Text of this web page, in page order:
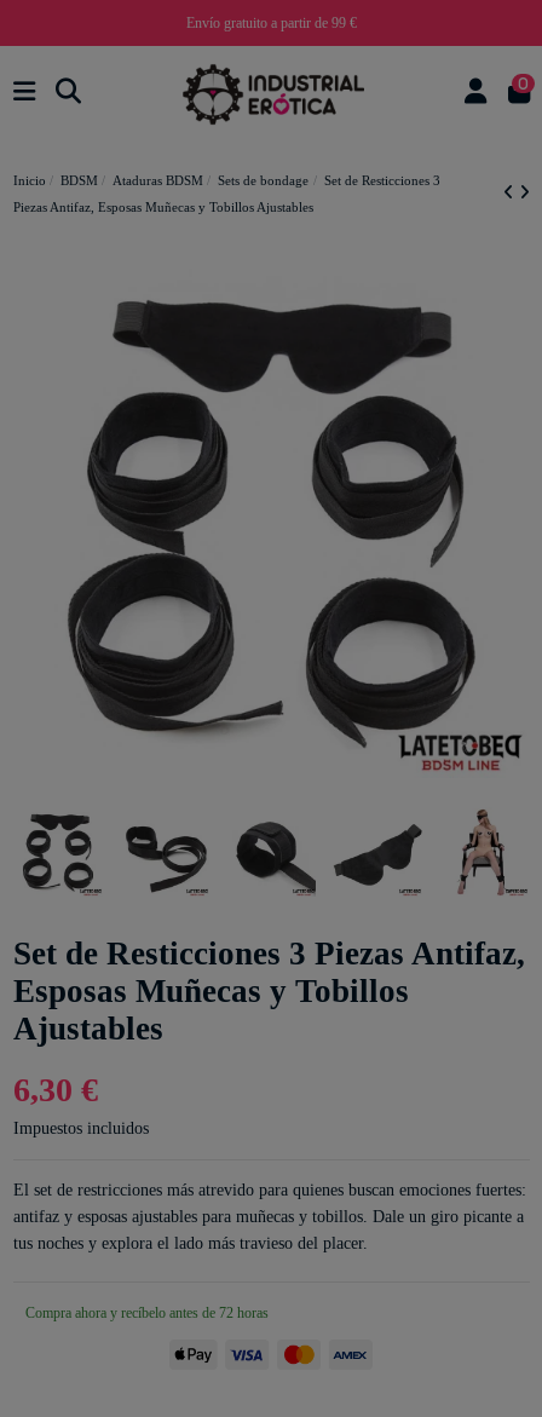
Envío gratuito a partir de 99 €
0
Inicio BDSM Ataduras BDSM Sets de bondage
Set de Resticciones 3
Piezas Antifaz, Esposas Muñecas y Tobillos Ajustables
Set de Resticciones 3 Piezas Antifaz,
Esposas Muñecas y Tobillos
Ajustables
6,30 €
Impuestos incluidos
El set de restricciones más atrevido para quienes buscan emociones fuertes:
antifaz y esposas ajustables para muñecas y tobillos. Dale un giro picante a
tus noches y explora el lado más travieso del placer.
Compra ahora y recíbelo antes de 72 horas